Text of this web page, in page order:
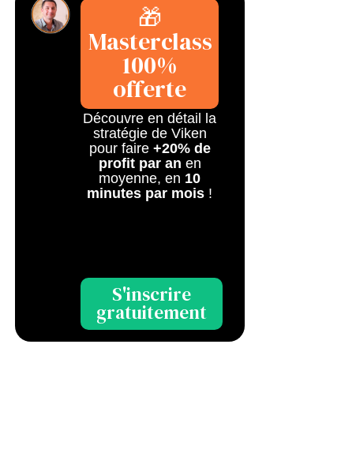
🎁
Masterclass
100%
offerte
Découvre en détail la
stratégie de Viken
pour faire +20% de
profit par an en
moyenne, en 10
minutes par mois !
S'inscrire
gratuitement